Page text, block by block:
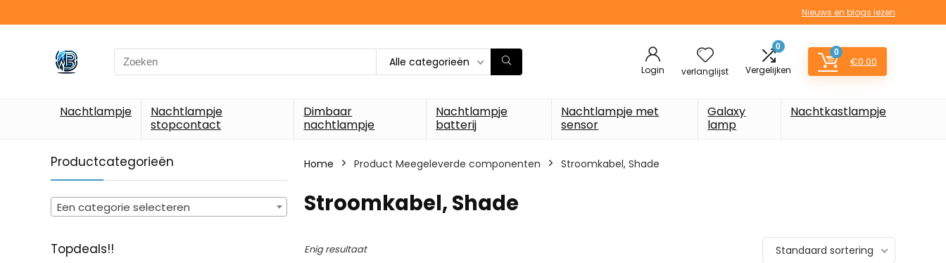
Nieuws en blogs lezen
Search
for:
Alle categorieën
Login verlanglijst
0
Vergelijken
0
€0.00
Nachtlampje
Nachtlampje
stopcontact
Dimbaar
nachtlampje
Nachtlampje
batterij
Nachtlampje met
sensor
Galaxy
lamp
Nachtkastlampje
Productcategorieën
Een categorie selecteren
Topdeals!!
Home Product Meegeleverde componenten ‎Stroomkabel, Shade
‎Stroomkabel, Shade
Enig resultaat Standaard sortering